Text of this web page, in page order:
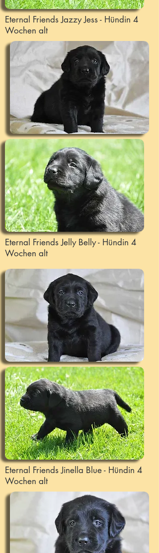
Eternal Friends Jazzy Jess - Hündin 4
Wochen alt
Eternal Friends Jelly Belly - Hündin 4
Wochen alt
Eternal Friends Jinella Blue - Hündin 4
Wochen alt